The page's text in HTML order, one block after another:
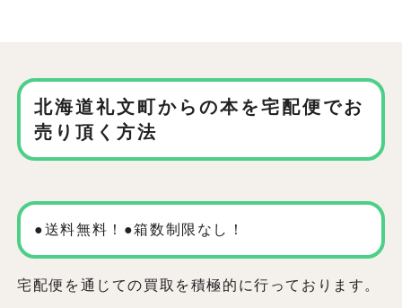
北海道礼文町からの本を宅配便でお
売り頂く方法
●送料無料！●箱数制限なし！
宅配便を通じての買取を積極的に行っております。